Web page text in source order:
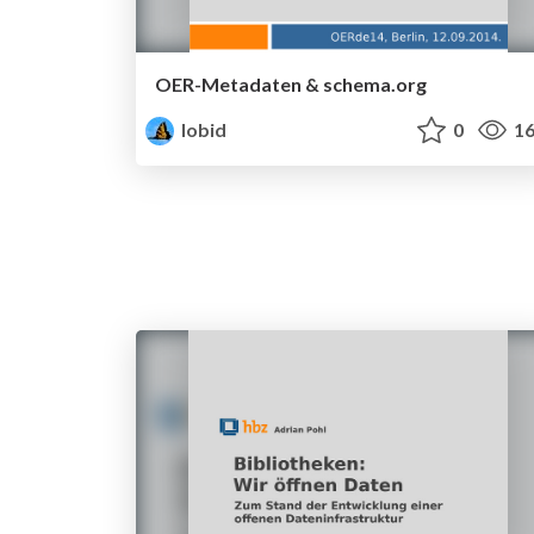
OER-Metadaten & schema.org
lobid
0